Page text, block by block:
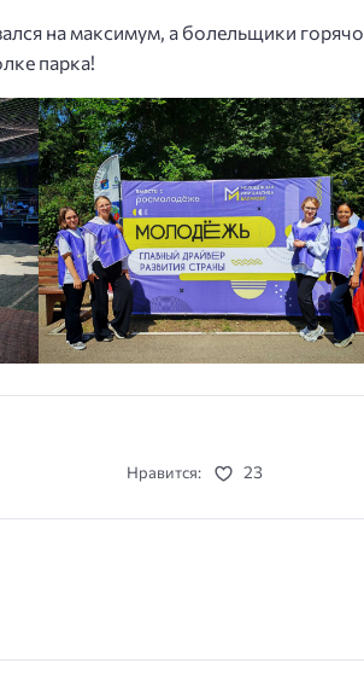
на максимум, а болельщики горячо
парка!
Нравится: 23